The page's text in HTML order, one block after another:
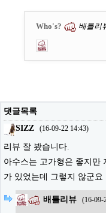
Who's? 배틀리
댓글목록
SIZZ
(16-09-22 14:43)
리뷰 잘 봤습니다.
아수스는 고가형은 좋지만
가 있었는데 그렇지 않군요
배틀리뷰 (16-09-